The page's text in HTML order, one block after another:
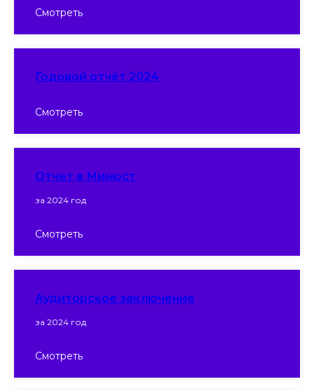
Смотреть
Годовой отчёт 2024
Смотреть
Отчет в Минюст
за 2024 год
Смотреть
Аудиторское заключение
за 2024 год
Смотреть